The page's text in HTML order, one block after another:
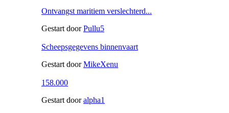
Ontvangst maritiem verslechterd...
Gestart doorPullu5
Scheepsgegevens binnenvaart
Gestart doorMikeXenu
158.000
Gestart dooralpha1